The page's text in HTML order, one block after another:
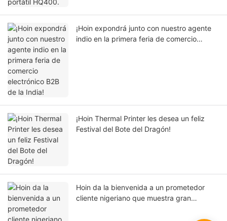
¡Hoin expondrá junto con nuestro agente
indio en la primera feria de comercio
¡Hoin Thermal Printer les desea un feliz
Festival del Bote del Dragón!
Hoin da la bienvenida a un prometedor
cliente nigeriano que muestra gran